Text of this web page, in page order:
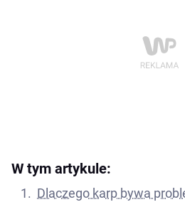
W tym artykule:
Dlaczego karp bywa